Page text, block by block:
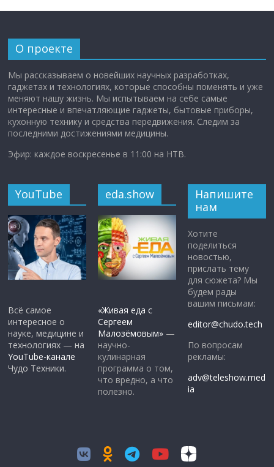
О проекте
Мы рассказываем о новейших научных разработках,
гаджетах и технологиях, которые способны поменять и уже
меняют нашу жизнь. Мы испытываем на себе самые
интересные и впечатляющие гаджеты, бытовые приборы,
кухонную технику и средства передвижения. Следим за
последними достижениями медицины.
Эфир: каждое воскресенье в 11:00 на НТВ.
YouTube
Всё самое
интересное о
науке, медицине и
технологиях — на
YouTube-канале
Чудо Техники.
eda.show
«Живая еда с
Сергеем
Малозёмовым» —
научно-
кулинарная
программа о том,
что вредно, а что
полезно.
Напишите
нам
Хотите
поделиться
новостью,
прислать тему
для сюжета? Мы
будем рады
вашим письмам:
editor@chudo.tech
По вопросам
рекламы:
adv@teleshow.med
ia